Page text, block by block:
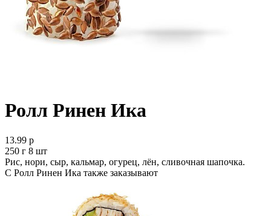
Ролл Ринен Ика
13.99 р
250 г 8 шт
Рис, нори, сыр, кальмар, огурец, лён, сливочная шапочка.
С Ролл Ринен Ика также заказывают